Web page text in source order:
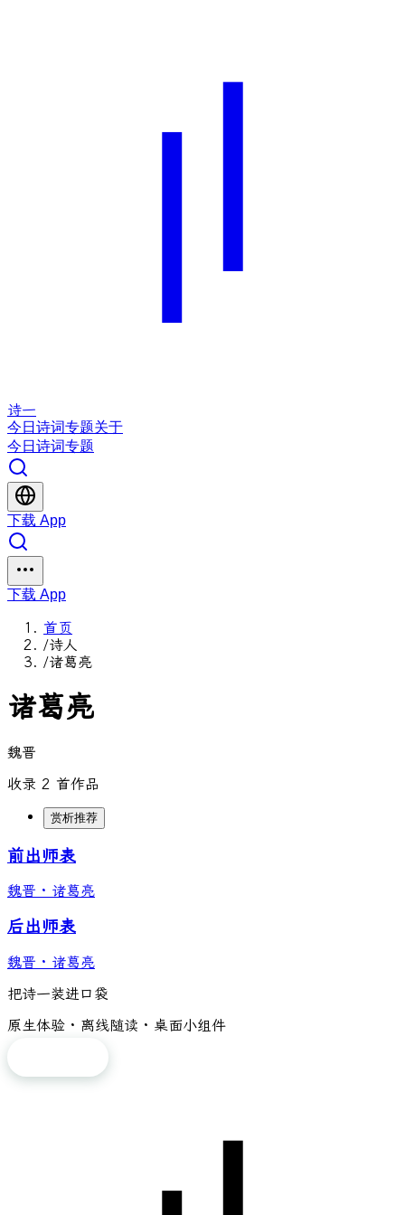
诗一
今日 诗词专题关于
今日 诗词专题
下载 App
下载 App
首页
/诗人
/诸葛亮
诸葛亮
魏晋
收录 2 首作品
赏析推荐
前出师表
魏晋 · 诸葛亮
后出师表
魏晋 · 诸葛亮
把诗一装进口袋
原生体验 · 离线随读 · 桌面小组件